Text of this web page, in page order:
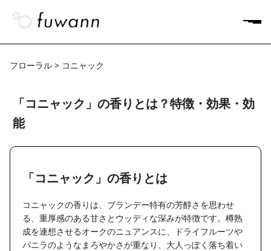
フローラル > コニャック
「コニャック」の香りとは？特徴・効果・効
能
「コニャック」の香りとは
コニャックの香りは、ブランデー特有の芳醇さを思わせ
る、重厚感のある甘さとウッディな深みが特徴です。樽熟
成を連想させるオークのニュアンスに、ドライフルーツや
バニラのようなまろやかさが重なり、大人っぽく落ち着い